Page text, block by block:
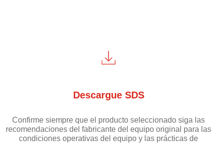
Descargue SDS
Confirme siempre que el producto seleccionado siga las
recomendaciones del fabricante del equipo original para las
condiciones operativas del equipo y las prácticas de